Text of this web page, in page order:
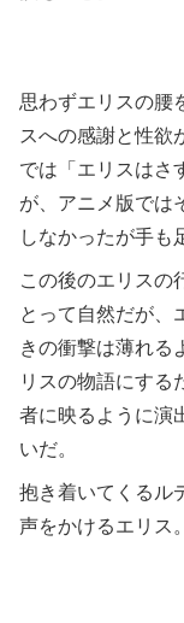
思わずエリスの腰
スへの感謝と性欲
では「エリスはさ
が、アニメ版では
しなかったが手も
この後のエリスの
とって自然だが、
きの衝撃は薄れる
リスの物語にする
者に映るように演
いだ。
抱き着いてくるル
声をかけるエリス。